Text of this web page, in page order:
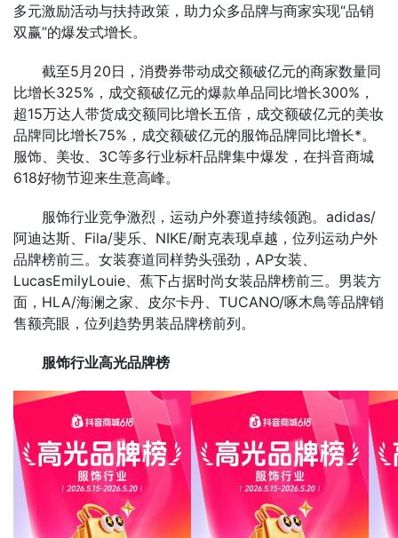
多元激励活动与扶持政策，助力众多品牌与商家实现“品销
双赢”的爆发式增长。
截至5月20日，消费券带动成交额破亿元的商家数量同
比增长325%，成交额破亿元的爆款单品同比增长300%，
超15万达人带货成交额同比增长五倍，成交额破亿元的美妆
品牌同比增长75%，成交额破亿元的服饰品牌同比增长*。
服饰、美妆、3C等多行业标杆品牌集中爆发，在抖音商城
618好物节迎来生意高峰。
服饰行业竞争激烈，运动户外赛道持续领跑。adidas/
阿迪达斯、Fila/斐乐、NIKE/耐克表现卓越，位列运动户外
品牌榜前三。女装赛道同样势头强劲，AP女装、
LucasEmilyLouie、蕉下占据时尚女装品牌榜前三。男装方
面，HLA/海澜之家、皮尔卡丹、TUCANO/啄木鳥等品牌销
售额亮眼，位列趋势男装品牌榜前列。
服饰行业高光品牌榜